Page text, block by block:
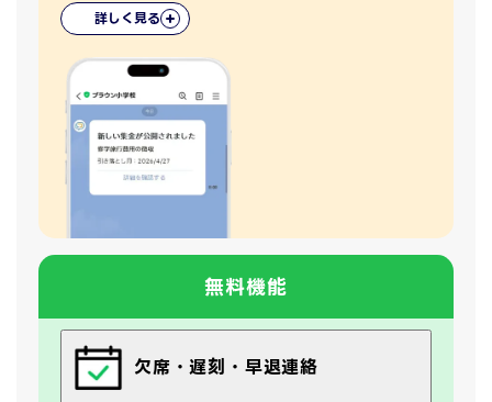
詳しく見る
無料機能
欠席・遅刻・早退連絡